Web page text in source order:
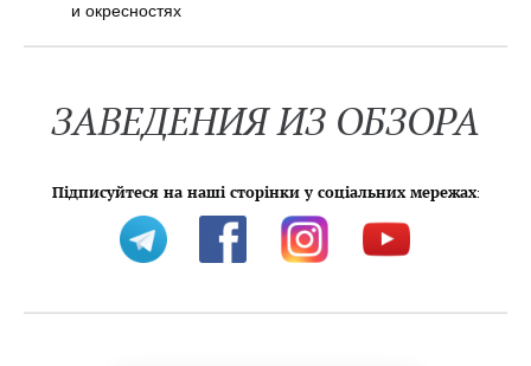
и окресностях
ЗАВЕДЕНИЯ ИЗ ОБЗОРА
Підписуйтеся на наші сторінки у соціальних мережах: